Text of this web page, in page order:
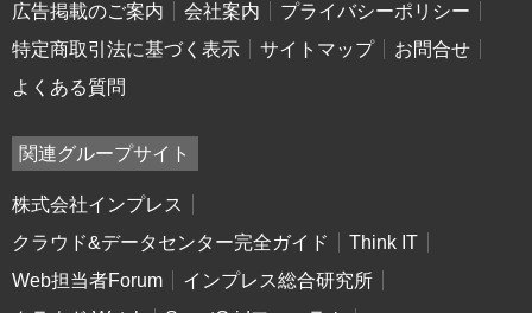
広告掲載のご案内
会社案内
プライバシーポリシー
特定商取引法に基づく表示
サイトマップ
お問合せ
よくある質問
関連グループサイト
株式会社インプレス
クラウド&データセンター完全ガイド
Think IT
Web担当者Forum
インプレス総合研究所